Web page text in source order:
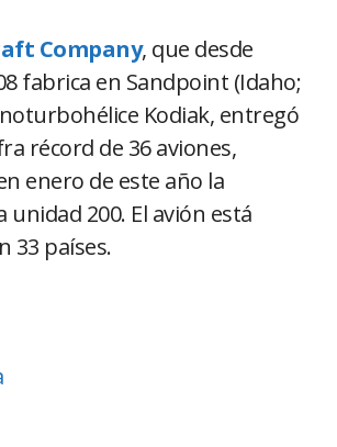
Company, que desde
fabrica en Sandpoint (Idaho;
Kodiak, entregó
récord de 36 aviones,
enero de este año la
unidad 200. El avión está
33 países.